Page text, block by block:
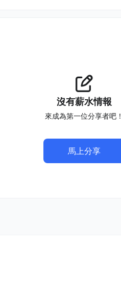
沒有薪水情報
來成為第一位分享者吧！
馬上分享